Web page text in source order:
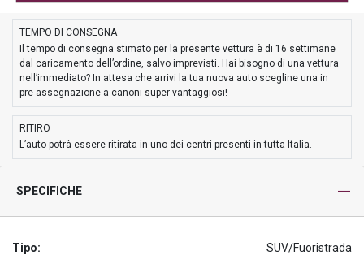
TEMPO DI CONSEGNA
Il tempo di consegna stimato per la presente vettura è di 16 settimane
dal caricamento dell’ordine, salvo imprevisti. Hai bisogno di una vettura
nell’immediato? In attesa che arrivi la tua nuova auto scegline una in
pre-assegnazione a canoni super vantaggiosi!
RITIRO
L’auto potrà essere ritirata in uno dei centri presenti in tutta Italia.
SPECIFICHE
Tipo: SUV/Fuoristrada